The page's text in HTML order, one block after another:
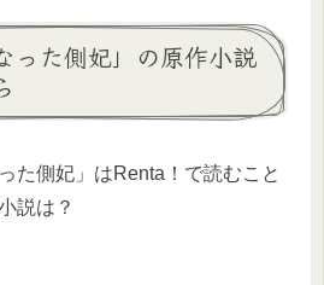
った側妃」の原作小説
た側妃」はRenta！で読むこと
説は？